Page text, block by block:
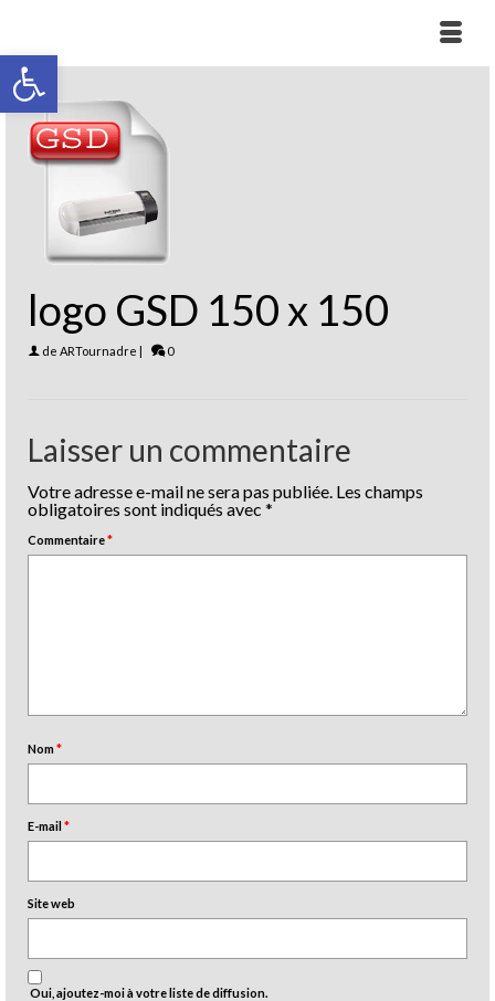
Ouvrir la barre d’outils
logo GSD 150 x 150
de ARTournadre | 0
Laisser un commentaire
Votre adresse e-mail ne sera pas publiée. Les champs
obligatoires sont indiqués avec *
Commentaire*
Nom*
E-mail*
Site web
Oui, ajoutez-moi à votre liste de diffusion.